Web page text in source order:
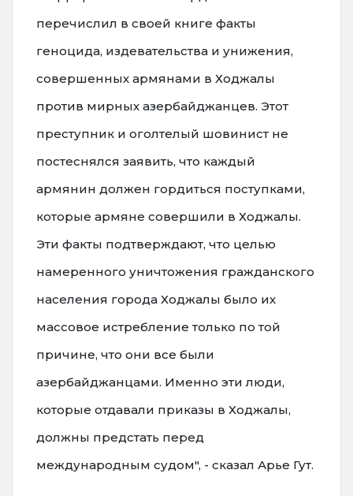
перечислил в своей книге факты
геноцида, издевательства и унижения,
совершенных армянами в Ходжалы
против мирных азербайджанцев. Этот
преступник и оголтелый шовинист не
постеснялся заявить, что каждый
армянин должен гордиться поступками,
которые армяне совершили в Ходжалы.
Эти факты подтверждают, что целью
намеренного уничтожения гражданского
населения города Ходжалы было их
массовое истребление только по той
причине, что они все были
азербайджанцами. Именно эти люди,
которые отдавали приказы в Ходжалы,
должны предстать перед
международным судом", - сказал Арье Гут.